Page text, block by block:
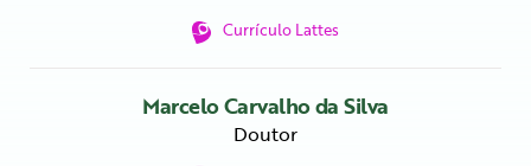
Currículo Lattes
Marcelo Carvalho da Silva
Doutor